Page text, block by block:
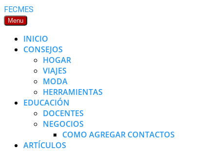
Skip
to
FECMES
Menu
INICIO
CONSEJOS
HOGAR
VIAJES
MODA
HERRAMIENTAS
EDUCACIÓN
DOCENTES
NEGOCIOS
COMO AGREGAR CONTACTOS
ARTÍCULOS